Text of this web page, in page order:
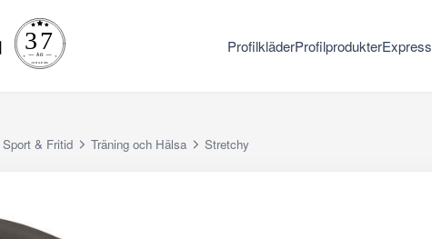
ProfilkläderProfilprodukterExpress
Sport & Fritid Träning och Hälsa Stretchy